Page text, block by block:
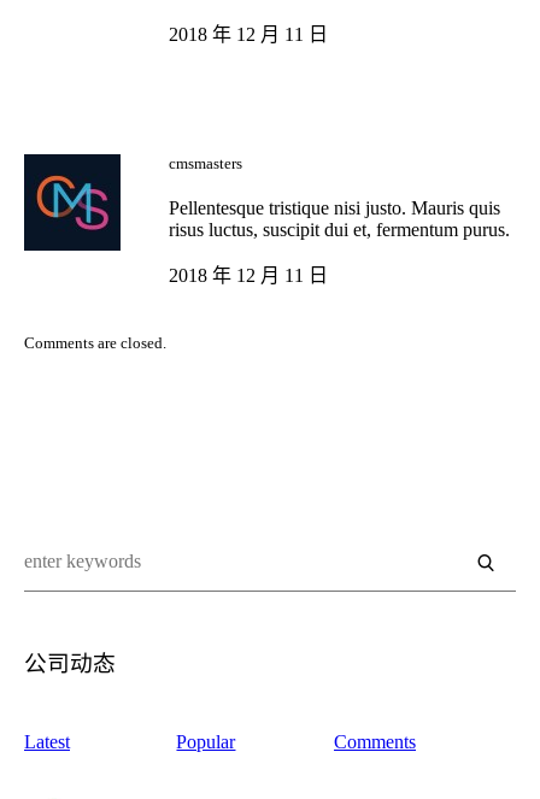
2018 年 12 月 11 日
cmsmasters
Pellentesque tristique nisi justo. Mauris quis
risus luctus, suscipit dui et, fermentum purus.
2018 年 12 月 11 日
Comments are closed.
公司动态
Latest Popular Comments